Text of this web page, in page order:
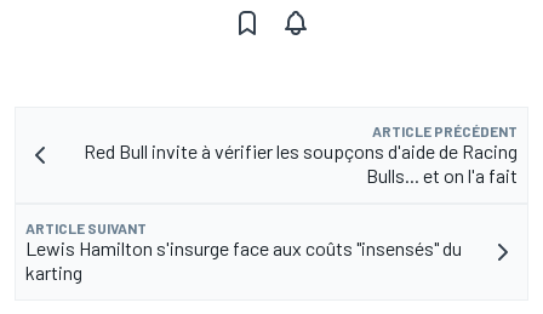
ARTICLE PRÉCÉDENT
Red Bull invite à vérifier les soupçons d'aide de Racing
Bulls... et on l'a fait
ARTICLE SUIVANT
Lewis Hamilton s'insurge face aux coûts "insensés" du
karting